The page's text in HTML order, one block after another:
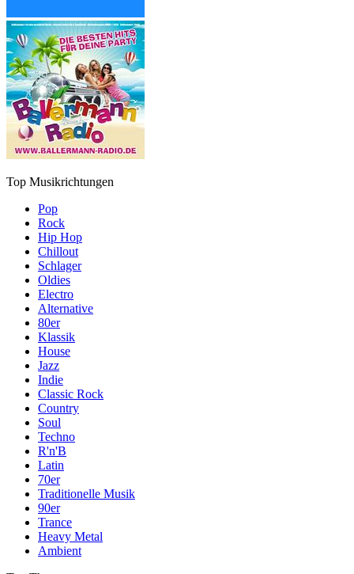
Top Musikrichtungen
Pop
Rock
Hip Hop
Chillout
Schlager
Oldies
Electro
Alternative
80er
Klassik
House
Jazz
Indie
Classic Rock
Country
Soul
Techno
R'n'B
Latin
70er
Traditionelle Musik
90er
Trance
Heavy Metal
Ambient